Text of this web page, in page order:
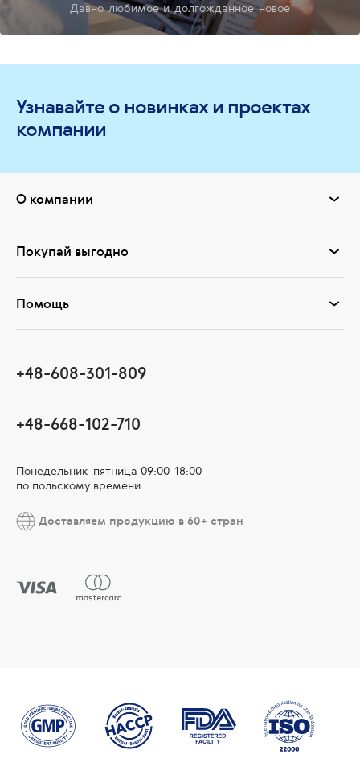
Давно любимое и долгожданное новое
Узнавайте о новинках и проектах
компании
О компании
Покупай выгодно
Помощь
+48-608-301-809
+48-668-102-710
Понедельник-пятница 09:00-18:00
по польскому времени
Доставляем продукцию в 60+ стран